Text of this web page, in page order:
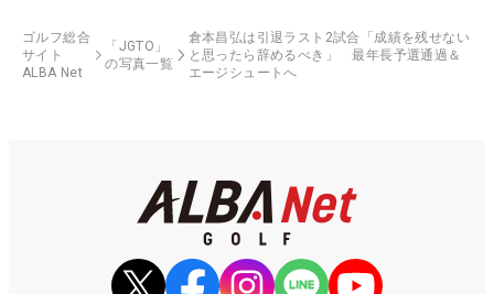
ゴルフ総合
サイト
ALBA Net
「JGTO」
の写真一覧
倉本昌弘は引退ラスト2試合「成績を残せない
と思ったら辞めるべき」 最年長予選通過＆
エージシュートへ